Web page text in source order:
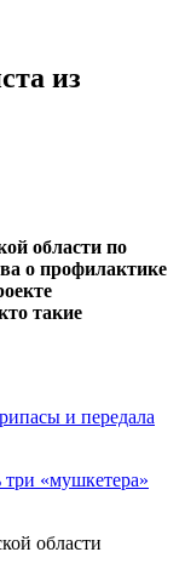
из
области по
о профилактике
такие
и передала
«мушкетера»